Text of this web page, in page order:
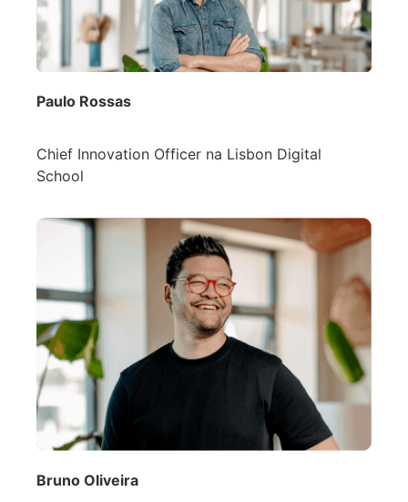
Paulo Rossas
Chief Innovation Officer na Lisbon Digital
School
Bruno Oliveira